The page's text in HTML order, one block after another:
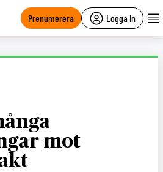
Prenumerera Logga in
mot